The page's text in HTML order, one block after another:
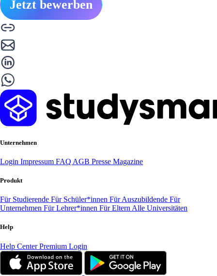
Jetzt bewerben
Unternehmen
Login Impressum FAQ AGB Presse Magazine
Produkt
Für Studierende Für Schüler*innen Für Auszubildende Für
Unternehmen Für Lehrer*innen Für Eltern Alle Universitäten
Help
Help CenterPremium Login